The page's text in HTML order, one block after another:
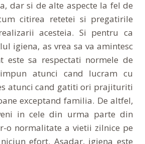
dar si de alte aspecte la fel de
citirea retetei si pregatirile
acesteia. Si pentru ca
igiena, as vrea sa va amintesc
este sa respectati normele de
atunci cand lucram cu
atunci cand gatiti ori prajituriti
exceptand familia. De altfel,
in cele din urma parte din
o normalitate a vietii zilnice pe
efort. Asadar, igiena este